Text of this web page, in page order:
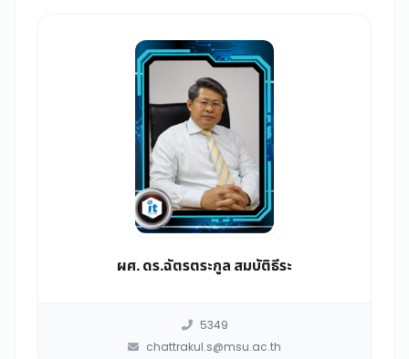
ผศ. ดร.ฉัตรตระกูล สมบัติธีระ
5349
chattrakul.s@msu.ac.th